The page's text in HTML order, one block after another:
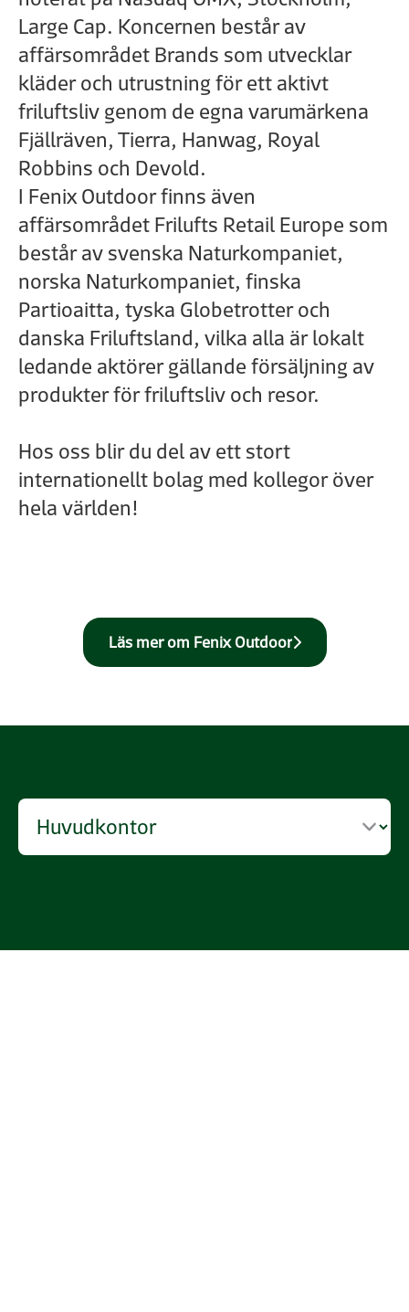
Large Cap. Koncernen består av
affärsområdet Brands som utvecklar
kläder och utrustning för ett aktivt
friluftsliv genom de egna varumärkena
Fjällräven, Tierra, Hanwag, Royal
Robbins och Devold.
I Fenix Outdoor finns även
affärsområdet Frilufts Retail Europe som
består av svenska Naturkompaniet,
norska Naturkompaniet, finska
Partioaitta, tyska Globetrotter och
danska Friluftsland, vilka alla är lokalt
ledande aktörer gällande försäljning av
produkter för friluftsliv och resor.
Hos oss blir du del av ett stort
internationellt bolag med kollegor över
hela världen!
Läs mer om Fenix Outdoor